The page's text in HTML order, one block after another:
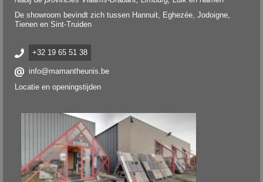
De showroom bevindt zich tussen Hannuit, Eghezée, Jodoigne,
Tienen en Sint-Truiden
+32 19 65 51 38
info@mamantheunis.be
Locatie en openingstijden